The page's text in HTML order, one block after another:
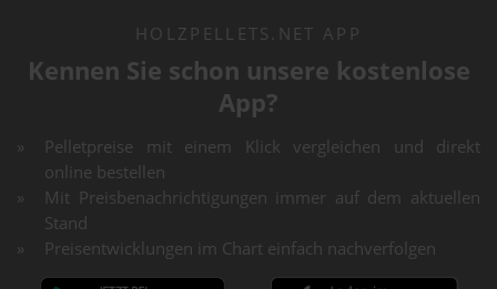
HOLZPELLETS.NET APP
Kennen Sie schon unsere kostenlose
App?
Pelletpreise mit einem Klick vergleichen und direkt
online bestellen
Mit Preisbenachrichtigungen immer auf dem aktuellen
Stand
Preisentwicklungen im Chart einfach nachverfolgen